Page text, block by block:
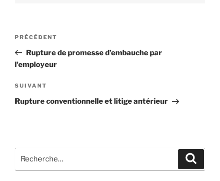
Navigation
l’article
Article
précédent
PRÉCÉDENT
Rupture de promesse d’embauche par
l’employeur
Article
suivant
SUIVANT
Rupture conventionnelle et litige antérieur